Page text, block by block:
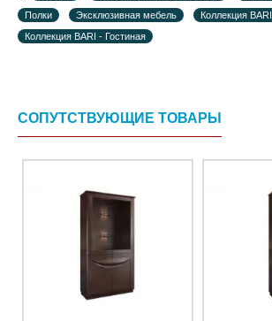
Полки
Эксклюзивная мебель
Коллекция BARI
Коллекция BARI - Гостиная
СОПУТСТВУЮЩИЕ ТОВАРЫ